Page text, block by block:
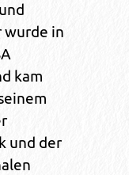
wurde in
kam
und der